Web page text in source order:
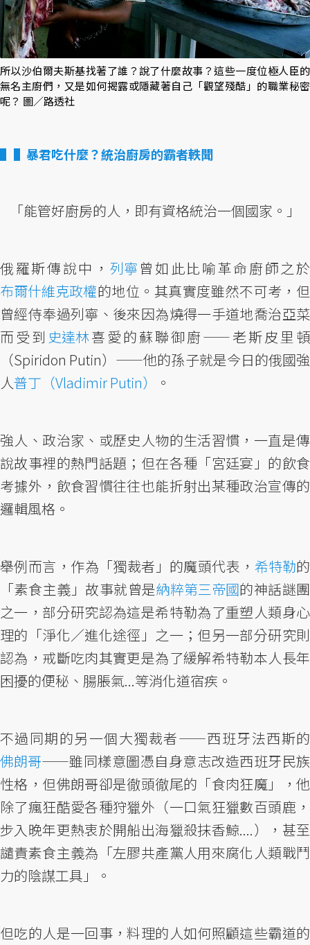
所以沙伯爾夫斯基找著了誰？說了什麼故事？這些一度位極人臣的
無名主廚們，又是如何揭露或隱藏著自己「觀望殘酷」的職業秘密
呢？ 圖／路透社
▌暴君吃什麼？統治廚房的霸者軼聞
「能管好廚房的人，即有資格統治一個國家。」
俄羅斯傳說中， 列寧 曾如此比喻革命廚師之於
布爾什維克政權的地位。其真實度雖然不可考，但
曾經侍奉過列寧、後來因為燒得一手道地喬治亞菜
而受到 史達林喜愛的蘇聯御廚——老斯皮里頓
（Spiridon Putin）——他的孫子就是今日的俄國強
人普丁（Vladimir Putin） 。
強人、政治家、或歷史人物的生活習慣，一直是傳
說故事裡的熱門話題；但在各種「宮廷宴」的飲食
考據外，飲食習慣往往也能折射出某種政治宣傳的
邏輯風格。
舉例而言，作為「獨裁者」的魔頭代表， 希特勒的
「素食主義」故事就曾是納粹第三帝國的神話謎團
之一，部分研究認為這是希特勒為了重塑人類身心
理的「淨化／進化途徑」之一；但另一部分研究則
認為，戒斷吃肉其實更是為了緩解希特勒本人長年
困擾的便秘、腸脹氣...等消化道宿疾。
不過同期的另一個大獨裁者——西班牙法西斯的
佛朗哥——雖同樣意圖憑自身意志改造西班牙民族
性格，但佛朗哥卻是徹頭徹尾的「食肉狂魔」，他
除了瘋狂酷愛各種狩獵外（一口氣狂獵數百頭鹿，
步入晚年更熱衷於開船出海獵殺抹香鯨....），甚至
譴責素食主義為「左膠共產黨人用來腐化人類戰鬥
力的陰謀工具」。
但吃的人是一回事，料理的人如何照顧這些霸道的